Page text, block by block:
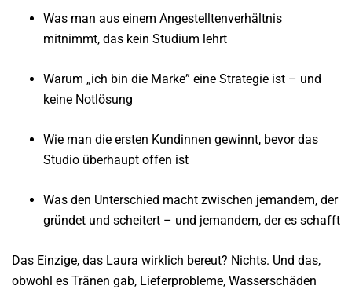
Was man aus einem Angestelltenverhältnis
mitnimmt, das kein Studium lehrt
Warum „ich bin die Marke” eine Strategie ist – und
keine Notlösung
Wie man die ersten Kundinnen gewinnt, bevor das
Studio überhaupt offen ist
Was den Unterschied macht zwischen jemandem, der
gründet und scheitert – und jemandem, der es schafft
Das Einzige, das Laura wirklich bereut? Nichts. Und das,
obwohl es Tränen gab, Lieferprobleme, Wasserschäden